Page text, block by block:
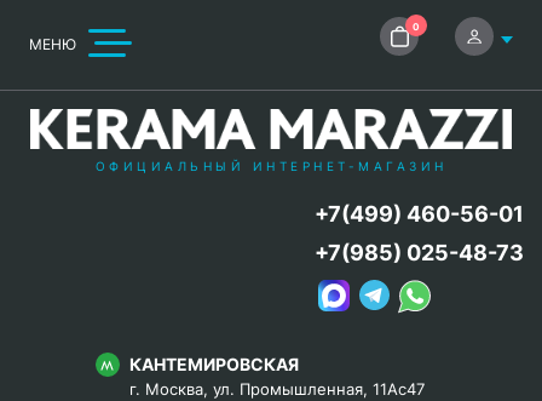
МЕНЮ
0
ОФИЦИАЛЬНЫЙ ИНТЕРНЕТ-МАГАЗИН
КАНТЕМИРОВСКАЯ
г. Москва, ул. Промышленная, 11Ас47
+7(499) 460-56-01
+7(985) 025-48-73